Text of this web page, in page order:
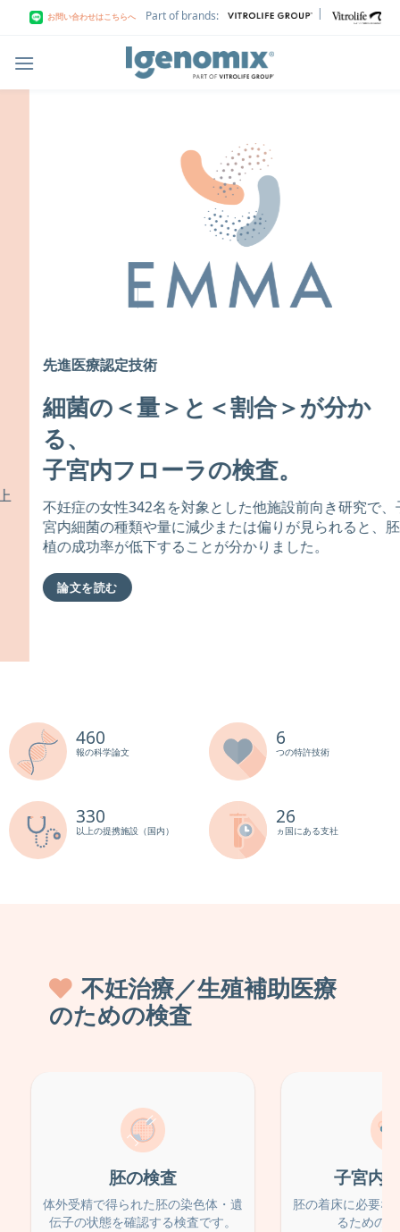
お問い合わせはこちらへ Part of brands: |
先進医療認定技術
細菌の＜量＞と ＜割合＞が分か
る、
子宮内フローラの検査。
不妊症の女性342名を対象とした他施設前向き研究で、子
宮内細菌の種類や量に減少または偏りが見られると、胚移
植の成功率が低下することが分かりました。
論文を読む
460
報の科学論文
6
つの特許技術
330
以上の提携施設（国内）
26
ヵ国にある支社
不妊治療／生殖補助医療
のための検査
胚の検査
体外受精で得られた胚の染色体・遺
伝子の状態を確認する検査です。
子宮内
胚の着床に必要な
るための